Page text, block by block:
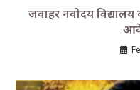
जवाहर नवोदय